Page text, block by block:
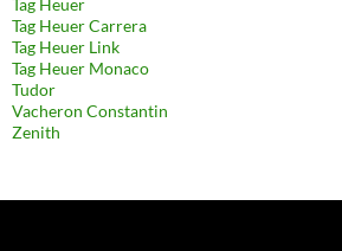
Tag Heuer
Tag Heuer Carrera
Tag Heuer Link
Tag Heuer Monaco
Tudor
Vacheron Constantin
Zenith